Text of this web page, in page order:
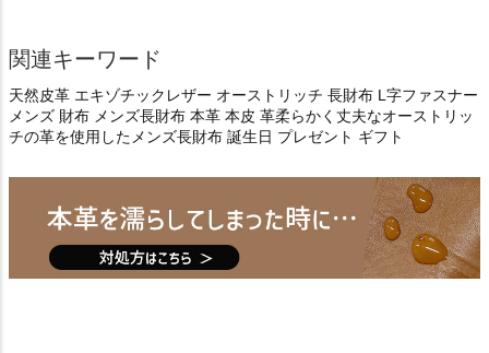
関連キーワード
天然皮革 エキゾチックレザー オーストリッチ 長財布 L字ファスナー
メンズ 財布 メンズ長財布 本革 本皮 革柔らかく丈夫なオーストリッ
チの革を使用したメンズ長財布 誕生日 プレゼント ギフト